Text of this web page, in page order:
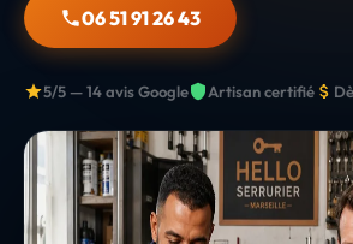
06 51 91 26 43
5/5 — 14 avis Google Artisan certifié